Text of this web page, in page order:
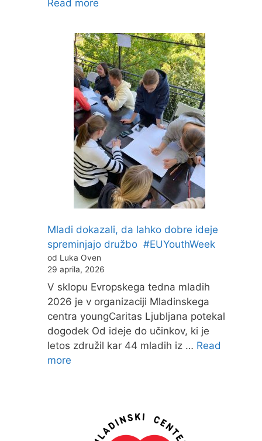
Read more
Mladi dokazali, da lahko dobre ideje
spreminjajo družbo #EUYouthWeek
od Luka Oven
29 aprila, 2026
V sklopu Evropskega tedna mladih
2026 je v organizaciji Mladinskega
centra youngCaritas Ljubljana potekal
dogodek Od ideje do učinkov, ki je
letos združil kar 44 mladih iz … Read
more